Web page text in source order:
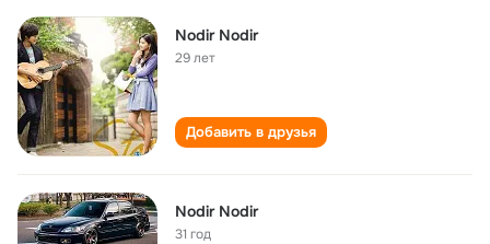
Nodir Nodir
29 лет
Добавить в друзья
Nodir Nodir
31 год